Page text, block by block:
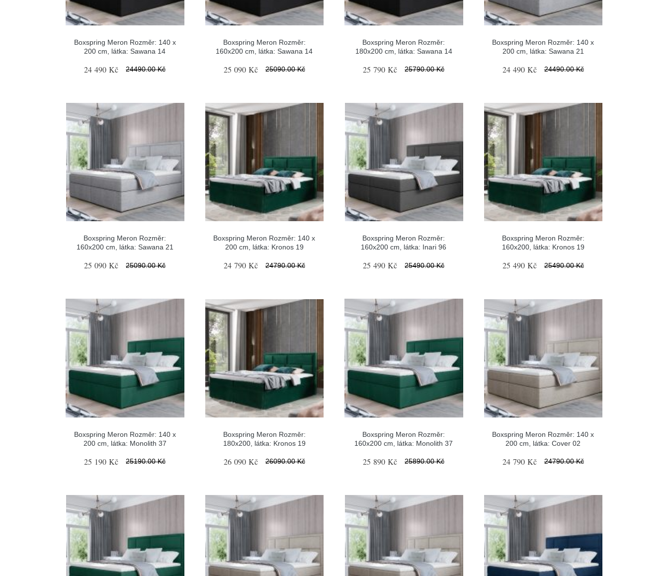
Boxspring Meron Rozměr: 140 x
200 cm, látka: Sawana 14
24 490 Kč 24490.00 Kč
Boxspring Meron Rozměr:
160x200 cm, látka: Sawana 14
25 090 Kč 25090.00 Kč
Boxspring Meron Rozměr:
180x200 cm, látka: Sawana 14
25 790 Kč 25790.00 Kč
Boxspring Meron Rozměr: 140 x
200 cm, látka: Sawana 21
24 490 Kč 24490.00 Kč
Boxspring Meron Rozměr:
160x200 cm, látka: Sawana 21
25 090 Kč 25090.00 Kč
Boxspring Meron Rozměr: 140 x
200 cm, látka: Kronos 19
24 790 Kč 24790.00 Kč
Boxspring Meron Rozměr:
160x200 cm, látka: Inari 96
25 490 Kč 25490.00 Kč
Boxspring Meron Rozměr:
160x200, látka: Kronos 19
25 490 Kč 25490.00 Kč
Boxspring Meron Rozměr: 140 x
200 cm, látka: Monolith 37
25 190 Kč 25190.00 Kč
Boxspring Meron Rozměr:
180x200, látka: Kronos 19
26 090 Kč 26090.00 Kč
Boxspring Meron Rozměr:
160x200 cm, látka: Monolith 37
25 890 Kč 25890.00 Kč
Boxspring Meron Rozměr: 140 x
200 cm, látka: Cover 02
24 790 Kč 24790.00 Kč